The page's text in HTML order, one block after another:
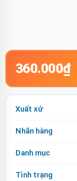
360.000₫
Xuất xứ
Nhãn hàng
Danh mục
Tình trạng